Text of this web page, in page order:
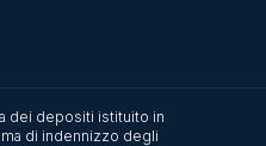
dei depositi istituito in
di indennizzo degli